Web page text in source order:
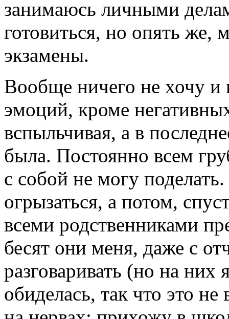
занимаюсь личными
готовиться, но опять же,
экзамены.
Вообще ничего не хочу
эмоций, кроме
вспыльчивая, а в
была. Постоянно всем
с собой не могу
огрызаться, а потом,
всеми родственниками
бесят они меня, даже с
разговаривать (но на них
обиделась, так что это